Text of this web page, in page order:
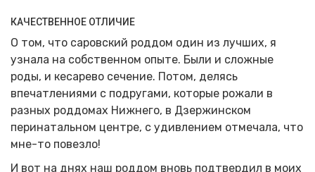
КАЧЕСТВЕННОЕ ОТЛИЧИЕ
О том, что саровский роддом один из лучших, я
узнала на собственном опыте. Были и сложные
роды, и кесарево сечение. Потом, делясь
впечатлениями с подругами, которые рожали в
разных роддомах Нижнего, в Дзержинском
перинатальном центре, с удивлением отмечала, что
мне-то повезло!
И вот на днях наш роддом вновь подтвердил в моих